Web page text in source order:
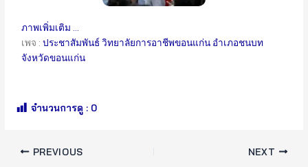
ภาพเพิ่มเติม …
เพจ :ประชาสัมพันธ์ วิทยาลัยการอาชีพขอนแก่น อำเภอชนบท
จังหวัดขอนแก่น
จำนวนการดู : 0
PREVIOUS NEXT